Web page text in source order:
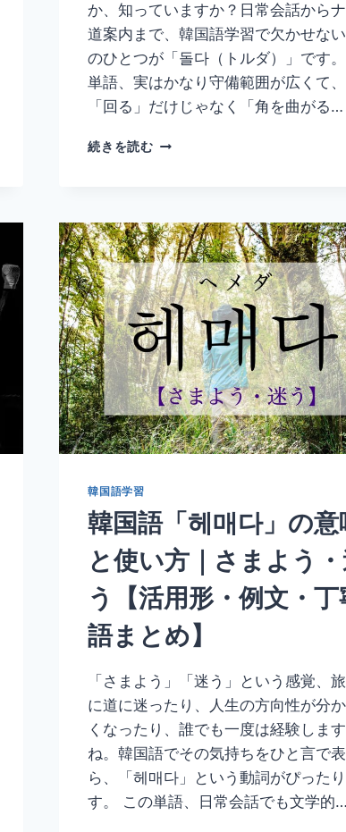
か、知っていますか？日常会話から
道案内まで、韓国語学習で欠かせな
のひとつが「돌다（トルダ）」です
単語、実はかなり守備範囲が広くて
「回る」だけじゃなく「角を曲がる…
続きを読む韓
の
意
味
と
使
い
方
｜
回
る・
曲
が
形・
例
文・
丁
寧
語
ま
と
韓国語学習
韓国語「헤매다」の意
と使い方｜さまよう
う【活用形・例文・丁
語まとめ】
「さまよう」「迷う」という感覚、
に道に迷ったり、人生の方向性が分
くなったり、誰でも一度は経験します
ね。韓国語でその気持ちをひと言で
ら、「헤매다」という動詞がぴった
す。 この単語、日常会話でも文学的…